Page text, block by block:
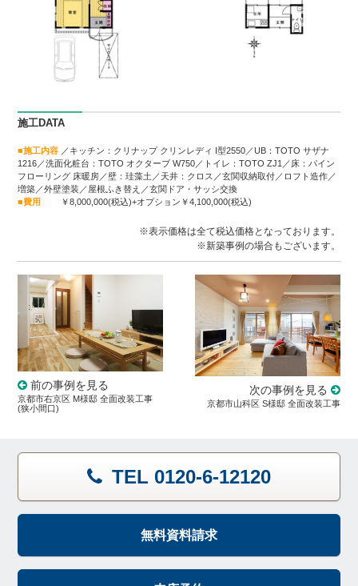
施工DATA
■施工内容 ／キッチン：クリナップ クリンレディ I型2550／UB：TOTO サザナ
1216／洗面化粧台：TOTO オクターブ W750／トイレ：TOTO ZJ1／床：パイン
フローリング 床暖房／壁：珪藻土／天井：クロス／玄関収納取付／ロフト造作／
増築／外壁塗装／屋根ふき替え／玄関ドア・サッシ交換
■費用
￥8,000,000(税込)+オプション￥4,100,000(税込)
※表示価格は全て税込価格となっております。
※新築事例の場合もございます。
前の事例を見る
京都市右京区 M様邸 全面改装工事
(狭小間口)
次の事例を見る
京都市山科区 S様邸 全面改装工事
TEL 0120-6-12120
無料資料請求